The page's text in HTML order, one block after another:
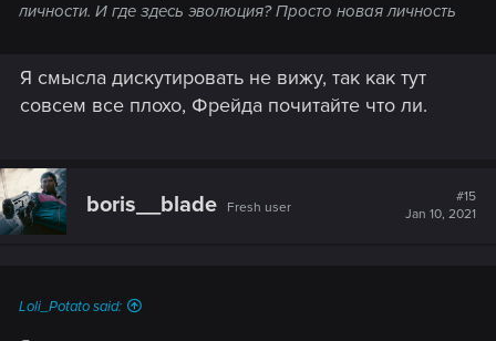
личности. И где здесь эволюция? Просто новая личность
Я смысла дискутировать не вижу, так как тут
совсем все плохо, Фрейда почитайте что ли.
boris__blade Fresh user
#15
Jan 10, 2021
Loli_Potato said: